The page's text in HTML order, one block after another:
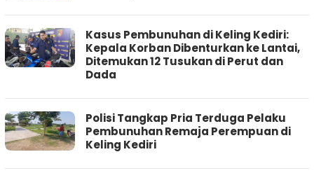
Kasus Pembunuhan di Keling Kediri:
Kepala Korban Dibenturkan ke Lantai,
Ditemukan 12 Tusukan di Perut dan
Dada
Polisi Tangkap Pria Terduga Pelaku
Pembunuhan Remaja Perempuan di
Keling Kediri